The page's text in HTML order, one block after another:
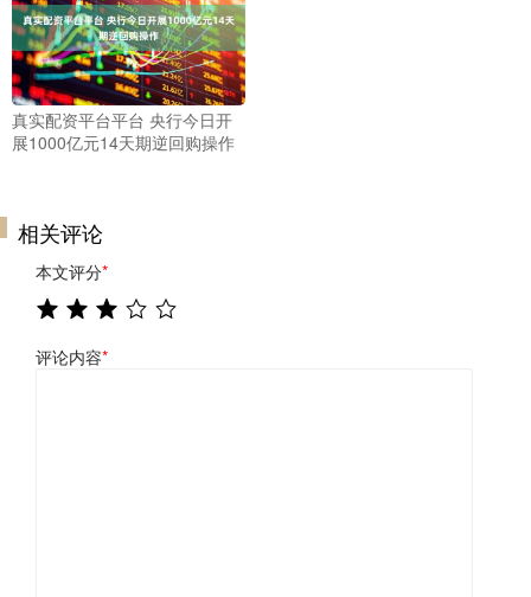
真实配资平台平台 央行今日开
展1000亿元14天期逆回购操作
相关评论
本文评分*
评论内容*